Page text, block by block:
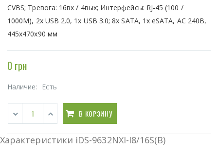
CVBS; Тревога: 16вх / 4вых; Интерфейсы: RJ-45 (100 /
1000М), 2x USB 2.0, 1x USB 3.0; 8х SATA, 1x eSATA, AC 240В,
445х470х90 мм
0 грн
Наличие: Есть
В КОРЗИНУ
Характеристики iDS-9632NXI-I8/16S(B)